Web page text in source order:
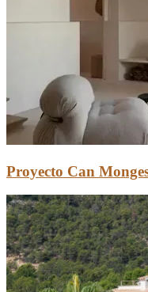
Proyecto Can